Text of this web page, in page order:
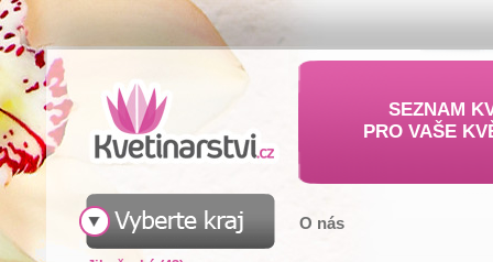
SEZNAM
PRO VAŠE
O nás